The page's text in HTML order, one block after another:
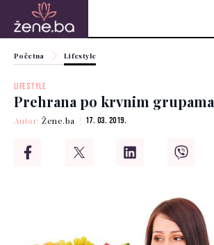
Početna Lifestyle
LIFESTYLE
Prehrana po krvnim grupama
Autor:Žene.ba 17. 03. 2019.